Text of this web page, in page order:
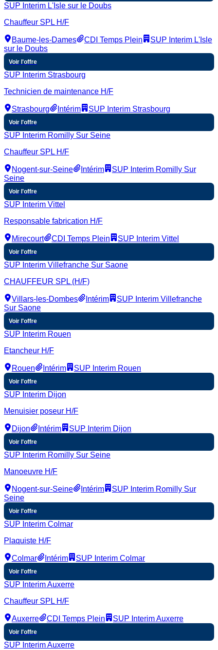
SUP Interim L'Isle sur le Doubs
Chauffeur SPL H/F
Baume-les-Dames CDI Temps Plein
SUP Interim L'Isle
sur le Doubs
Voir l'offre
SUP Interim Strasbourg
Technicien de maintenance H/F
Strasbourg Intérim SUP Interim Strasbourg
Voir l'offre
SUP Interim Romilly Sur Seine
Chauffeur SPL H/F
Nogent-sur-Seine Intérim
SUP Interim Romilly Sur
Seine
Voir l'offre
SUP Interim Vittel
Responsable fabrication H/F
Mirecourt CDI Temps Plein SUP Interim Vittel
Voir l'offre
SUP Interim Villefranche Sur Saone
CHAUFFEUR SPL (H/F)
Villars-les-Dombes Intérim
SUP Interim Villefranche
Sur Saone
Voir l'offre
SUP Interim Rouen
Etancheur H/F
Rouen Intérim SUP Interim Rouen
Voir l'offre
SUP Interim Dijon
Menuisier poseur H/F
Dijon Intérim SUP Interim Dijon
Voir l'offre
SUP Interim Romilly Sur Seine
Manoeuvre H/F
Nogent-sur-Seine Intérim
SUP Interim Romilly Sur
Seine
Voir l'offre
SUP Interim Colmar
Plaquiste H/F
Colmar Intérim SUP Interim Colmar
Voir l'offre
SUP Interim Auxerre
Chauffeur SPL H/F
Auxerre CDI Temps Plein SUP Interim Auxerre
Voir l'offre
SUP Interim Auxerre